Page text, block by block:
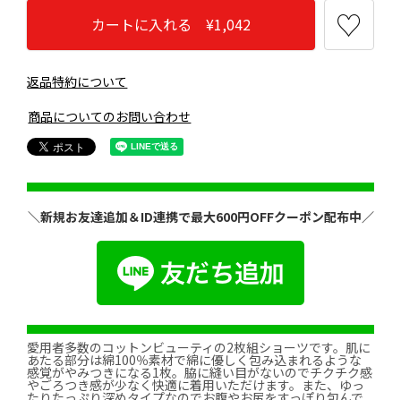
カートに入れる ¥1,042
返品特約について
商品についてのお問い合わせ
＼新規お友達追加＆ID連携で最大600円OFFクーポン配布中／
愛用者多数のコットンビューティの2枚組ショーツです。肌に
あたる部分は綿100％素材で綿に優しく包み込まれるような
感覚がやみつきになる1枚。脇に縫い目がないのでチクチク感
やごろつき感が少なく快適に着用いただけます。また、ゆっ